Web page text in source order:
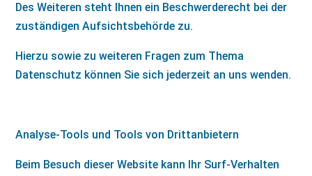
Des Weiteren steht Ihnen ein Beschwerderecht bei der
zuständigen Aufsichtsbehörde zu.
Hierzu sowie zu weiteren Fragen zum Thema
Datenschutz können Sie sich jederzeit an uns wenden.
Analyse-Tools und Tools von Drittanbietern
Beim Besuch dieser Website kann Ihr Surf-Verhalten